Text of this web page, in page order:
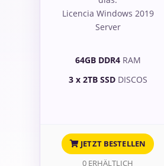
Licencia Windows 2019
Server
64GB DDR4RAM
3 x 2TB SSDDISCOS
JETZT BESTELLEN
0 ERHÄLTLICH